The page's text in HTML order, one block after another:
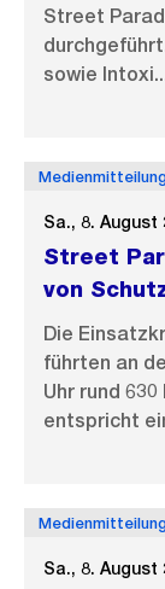
Street
sowie
Sa., 8. August
Street
von
Die
führten an
Uhr rund
entspricht
Sa., 8. August